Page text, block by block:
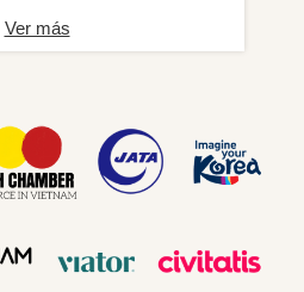
Ver más